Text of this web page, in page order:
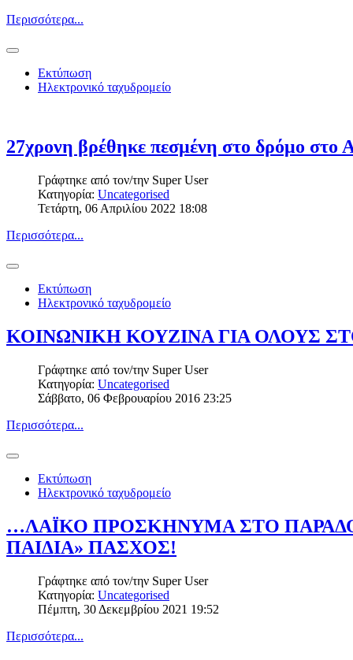
Περισσότερα...
Εκτύπωση
Ηλεκτρονικό ταχυδρομείο
27χρονη βρέθηκε πεσμένη στο δρόμο στο
Γράφτηκε από τον/την Super User
Κατηγορία: Uncategorised
Τετάρτη, 06 Απριλίου 2022 18:08
Περισσότερα...
Εκτύπωση
Ηλεκτρονικό ταχυδρομείο
ΚΟΙΝΩΝΙΚΗ ΚΟΥΖΙΝΑ ΓΙΑ ΟΛΟΥΣ
Γράφτηκε από τον/την Super User
Κατηγορία: Uncategorised
Σάββατο, 06 Φεβρουαρίου 2016 23:25
Περισσότερα...
Εκτύπωση
Ηλεκτρονικό ταχυδρομείο
…ΛΑΪΚΟ ΠΡΟΣΚΗΝΥΜΑ ΣΤΟ
ΠΑΙΔΙΑ» ΠΑΣΧΟΣ!
Γράφτηκε από τον/την Super User
Κατηγορία: Uncategorised
Πέμπτη, 30 Δεκεμβρίου 2021 19:52
Περισσότερα...